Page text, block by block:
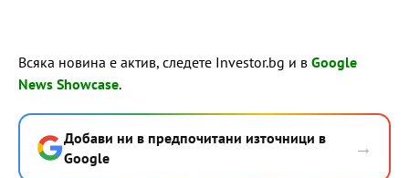
Всяка новина е актив, следете Investor.bg и в Google
News Showcase.
Добави ни в предпочитани източници в
Google
→